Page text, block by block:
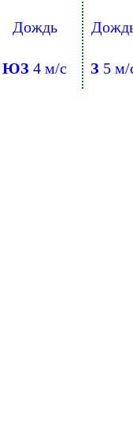
Дождь
ЮЗ 4 м/с З 5 м/